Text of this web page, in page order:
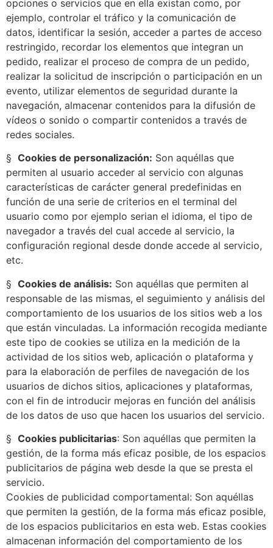
opciones o servicios que en ella existan como, por
ejemplo, controlar el tráfico y la comunicación de
datos, identificar la sesión, acceder a partes de acceso
restringido, recordar los elementos que integran un
pedido, realizar el proceso de compra de un pedido,
realizar la solicitud de inscripción o participación en un
evento, utilizar elementos de seguridad durante la
navegación, almacenar contenidos para la difusión de
vídeos o sonido o compartir contenidos a través de
redes sociales.
§ Cookies de personalización: Son aquéllas que
permiten al usuario acceder al servicio con algunas
características de carácter general predefinidas en
función de una serie de criterios en el terminal del
usuario como por ejemplo serian el idioma, el tipo de
navegador a través del cual accede al servicio, la
configuración regional desde donde accede al servicio,
etc.
§ Cookies de análisis: Son aquéllas que permiten al
responsable de las mismas, el seguimiento y análisis del
comportamiento de los usuarios de los sitios web a los
que están vinculadas. La información recogida mediante
este tipo de cookies se utiliza en la medición de la
actividad de los sitios web, aplicación o plataforma y
para la elaboración de perfiles de navegación de los
usuarios de dichos sitios, aplicaciones y plataformas,
con el fin de introducir mejoras en función del análisis
de los datos de uso que hacen los usuarios del servicio.
§ Cookies publicitarias: Son aquéllas que permiten la
gestión, de la forma más eficaz posible, de los espacios
publicitarios de página web desde la que se presta el
servicio.
Cookies de publicidad comportamental: Son aquéllas
que permiten la gestión, de la forma más eficaz posible,
de los espacios publicitarios en esta web. Estas cookies
almacenan información del comportamiento de los